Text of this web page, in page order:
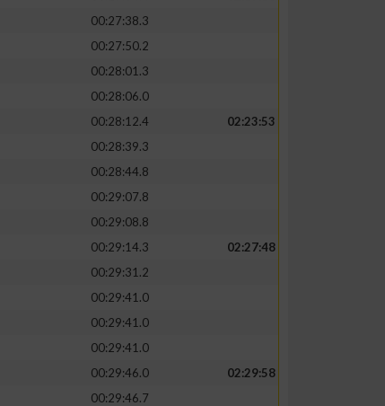
00:27:38.3
00:27:50.2
00:28:01.3
00:28:06.0
00:28:12.4
02:23:53
00:28:39.3
00:28:44.8
00:29:07.8
00:29:08.8
00:29:14.3
02:27:48
00:29:31.2
00:29:41.0
00:29:41.0
00:29:41.0
00:29:46.0
02:29:58
00:29:46.7